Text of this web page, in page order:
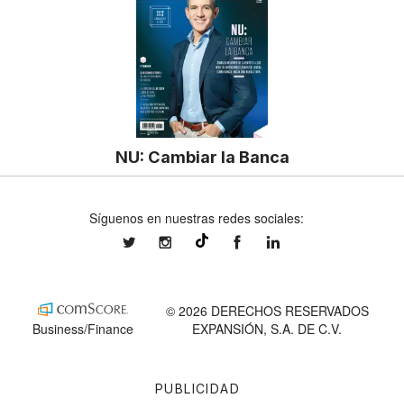
NU: Cambiar la Banca
PUBLICIDAD
Síguenos en nuestras redes sociales:
expansionmxexpansionmx ExpansionMex
Business/Finance
© 2026 DERECHOS RESERVADOS
EXPANSIÓN, S.A. DE C.V.